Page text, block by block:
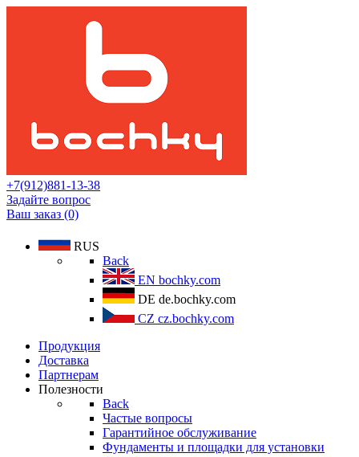
+7(912)881-13-38
Задайте вопрос
Ваш заказ (0)
RUS
Back
EN bochky.com
DE de.bochky.com
CZ cz.bochky.com
Продукция
Доставка
Партнерам
Полезности
Back
Частые вопросы
Гарантийное обслуживание
Фундаменты и площадки для установки